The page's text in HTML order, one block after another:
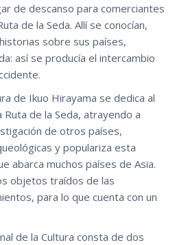
de descanso para comerciantes
de la Seda. Allí se conocían,
sobre sus países,
así se producía el intercambio
de Ikuo Hirayama se dedica al
de la Seda, atrayendo a
de otros países,
y populariza esta
abarca muchos países de Asia.
objetos traídos de las
para lo que cuenta con un
de la Cultura consta de dos